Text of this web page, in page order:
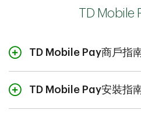
TD Mobile
TD Mobile Pay商戶指
查看TD Mobile
TD Mobile Pay安裝指
查看TD Mobile